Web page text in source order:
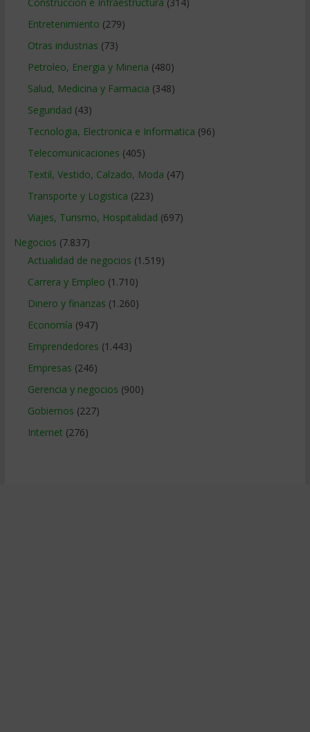
Entretenimiento (279)
Otras industrias (73)
Petroleo, Energia y Mineria (480)
Salud, Medicina y Farmacia (348)
Seguridad (43)
Tecnologia, Electronica e Informatica (96)
Telecomunicaciones (405)
Textil, Vestido, Calzado, Moda (47)
Transporte y Logistica (223)
Viajes, Turismo, Hospitalidad (697)
Negocios (7.837)
Actualidad de negocios (1.519)
Carrera y Empleo (1.710)
Dinero y finanzas (1.260)
Economía (947)
Emprendedores (1.443)
Empresas (246)
Gerencia y negocios (900)
Gobiernos (227)
Internet (276)